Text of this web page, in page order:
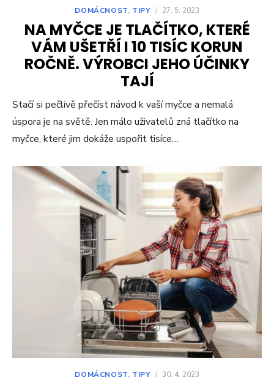
DOMÁCNOST, TIPY / 27. 5. 2023
NA MYČCE JE TLAČÍTKO, KTERÉ
VÁM UŠETŘÍ I 10 TISÍC KORUN
ROČNĚ. VÝROBCI JEHO ÚČINKY
TAJÍ
Stačí si pečlivě přečíst návod k vaší myčce a nemalá
úspora je na světě. Jen málo uživatelů zná tlačítko na
myčce, které jim dokáže uspořit tisíce…
DOMÁCNOST, TIPY / 30. 4. 2023